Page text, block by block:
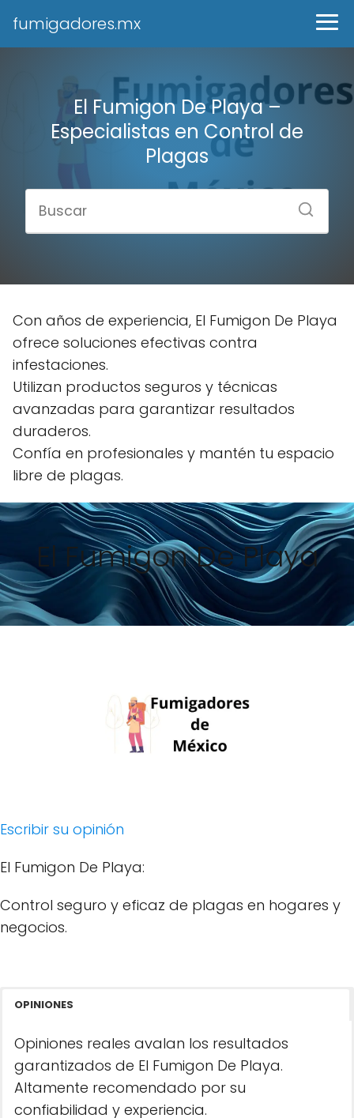
fumigadores.mx
El Fumigon De Playa –
Especialistas en Control de
Plagas
Con años de experiencia, El Fumigon De Playa
ofrece soluciones efectivas contra
infestaciones.
Utilizan productos seguros y técnicas
avanzadas para garantizar resultados
duraderos.
Confía en profesionales y mantén tu espacio
libre de plagas.
El Fumigon De Playa
Escribir su opinión
El Fumigon De Playa:
Control seguro y eficaz de plagas en hogares y
negocios.
OPINIONES
Opiniones reales avalan los resultados
garantizados de El Fumigon De Playa.
Altamente recomendado por su
confiabilidad y experiencia.